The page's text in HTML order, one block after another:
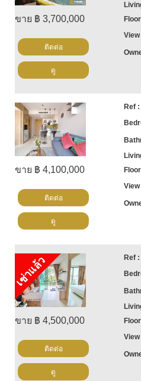
ขาย ฿ 3,700,000
ติดต่อ
ดู
ขาย ฿ 4,100,000
ติดต่อ
ดู
เช่าแล้ว
ขาย ฿ 4,500,000
ติดต่อ
ดู